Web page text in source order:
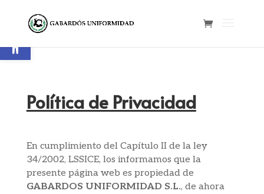
Abrir barra de herramientas
Política de Privacidad
En cumplimiento del Capítulo II de la ley
34/2002, LSSICE, los informamos que la
presente página web es propiedad de
GABARDOS UNIFORMIDAD S.L., de ahora